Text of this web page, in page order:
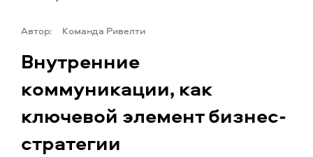
Автор: Команда Ривелти
Внутренние
коммуникации, как
ключевой элемент бизнес-
стратегии